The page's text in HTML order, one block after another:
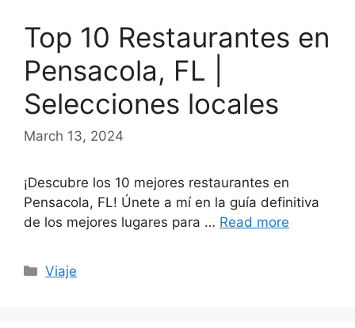
Top 10 Restaurantes en
Pensacola, FL |
Selecciones locales
March 13, 2024
¡Descubre los 10 mejores restaurantes en
Pensacola, FL! Únete a mí en la guía definitiva
de los mejores lugares para … Read more
Categories
Viaje